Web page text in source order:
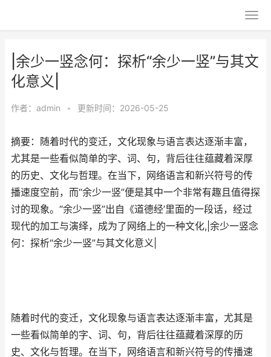
|余少一竖念何：探析“余少一竖”与其文
化意义|
作者： admin • 更新时间：2026-05-25
摘要：随着时代的变迁，文化现象与语言表达逐渐丰富，
尤其是一些看似简单的字、词、句，背后往往蕴藏着深厚
的历史、文化与哲理。在当下，网络语言和新兴符号的传
播速度空前，而“余少一竖”便是其中一个非常有趣且值得探
讨的现象。“余少一竖”出自《道德经’里面的一段话，经过
现代的加工与演绎，成为了网络上的一种文化,|余少一竖念
何：探析“余少一竖”与其文化意义|
随着时代的变迁，文化现象与语言表达逐渐丰富，尤其是
一些看似简单的字、词、句，背后往往蕴藏着深厚的历
史、文化与哲理。在当下，网络语言和新兴符号的传播速